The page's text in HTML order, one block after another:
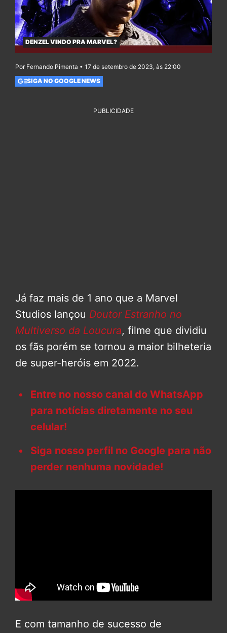
DENZEL VINDO PRA MARVEL?
Por Fernando Pimenta • 17 de setembro de 2023, às 22:00
SIGA NO GOOGLE NEWS
PUBLICIDADE
Já faz mais de 1 ano que a Marvel
Studios lançou Doutor Estranho no
Multiverso da Loucura, filme que dividiu
os fãs porém se tornou a maior bilheteria
de super-heróis em 2022.
Entre no nosso canal do WhatsApp
para notícias diretamente no seu
celular!
Siga nosso perfil no Google para não
perder nenhuma novidade!
E com tamanho de sucesso de